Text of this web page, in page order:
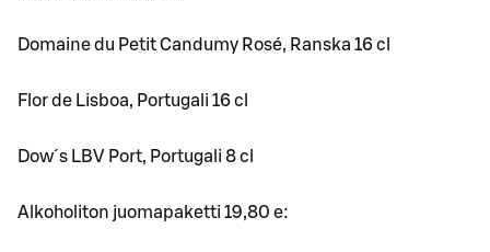
Domaine du Petit Candumy Rosé, Ranska 16 cl
Flor de Lisboa, Portugali 16 cl
Dow´s LBV Port, Portugali 8 cl
Alkoholiton juomapaketti 19,80 e: